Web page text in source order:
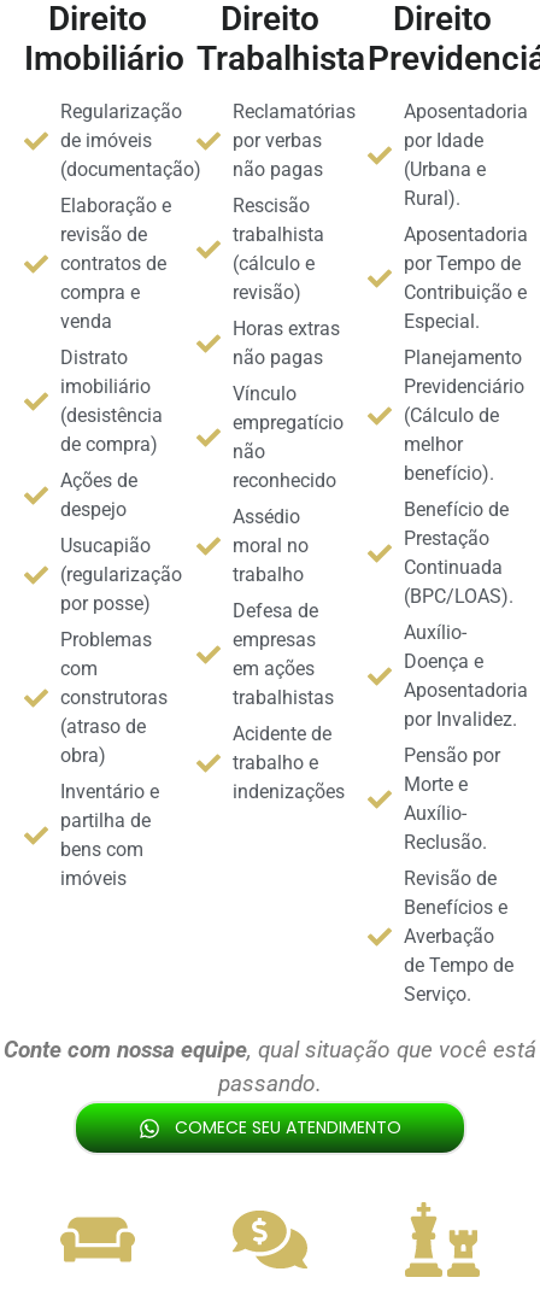
Direito
Imobiliário
Regularização
de imóveis
(documentação)
Elaboração e
revisão de
contratos de
compra e
venda
Distrato
imobiliário
(desistência
de compra)
Ações de
despejo
Usucapião
(regularização
por posse)
Problemas
com
construtoras
(atraso de
obra)
Inventário e
partilha de
bens com
imóveis
Direito
Trabalhista
Reclamatórias
por verbas
não pagas
Rescisão
trabalhista
(cálculo e
revisão)
Horas extras
não pagas
Vínculo
empregatício
não
reconhecido
Assédio
moral no
trabalho
Defesa de
empresas
em ações
trabalhistas
Acidente de
trabalho e
indenizações
Direito
Aposentadoria
por Idade
(Urbana e
Rural).
Aposentadoria
por Tempo de
Contribuição e
Especial.
Planejamento
Previdenciário
(Cálculo de
melhor
benefício).
Benefício de
Prestação
Continuada
(BPC/LOAS).
Auxílio-
Doença e
Aposentadoria
por Invalidez.
Pensão por
Morte e
Auxílio-
Reclusão.
Revisão de
Benefícios e
Averbação
de Tempo de
Serviço.
Conte com nossa equipe, qual situação que você está
passando.
COMECE SEU ATENDIMENTO
Atendimentoseguro e sigiloso.